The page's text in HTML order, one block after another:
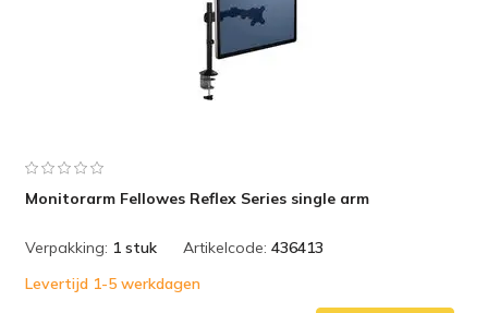
Monitorarm Fellowes Reflex Series single arm
Verpakking: 1 stuk Artikelcode: 436413
Levertijd 1-5 werkdagen